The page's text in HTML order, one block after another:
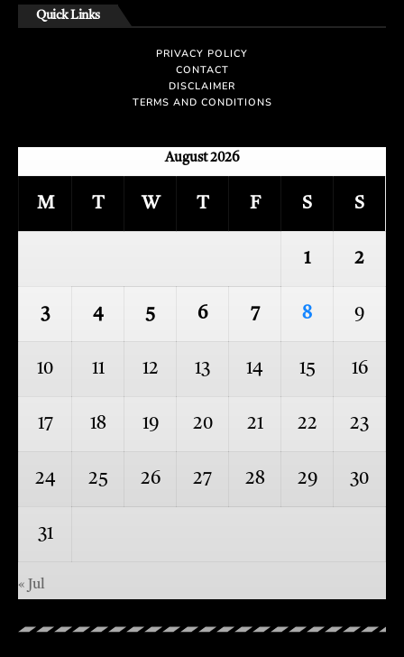
Quick Links
PRIVACY POLICY
CONTACT
DISCLAIMER
TERMS AND CONDITIONS
August 2026
M T W T F S S
1 2
3 4 5 6 7 8 9
10 11 12 13 14 15 16
17 18 19 20 21 22 23
24 25 26 27 28 29 30
31
« Jul